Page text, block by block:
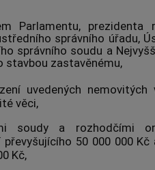
Parlamentu, prezidenta
správního úřadu,
správního soudu a
stavbou zastavěnému,
uvedených nemovitých
věci,
soudy a rozhodčími
převyšujícího 50 000 000
Kč,